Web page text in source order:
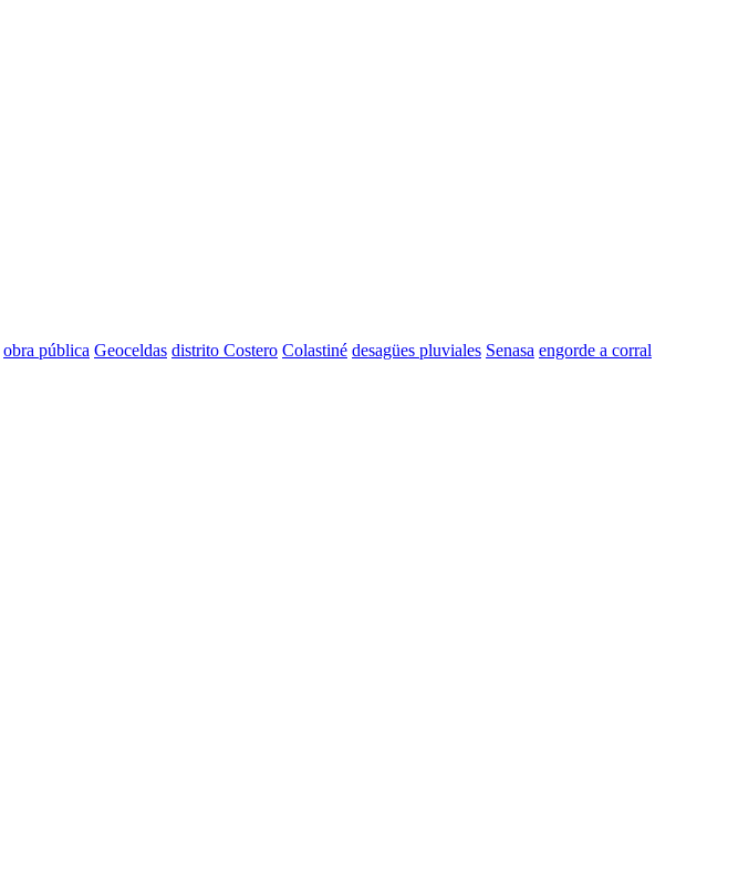
obra pública Geoceldas distrito Costero Colastiné desagües pluviales Senasa engorde a corral